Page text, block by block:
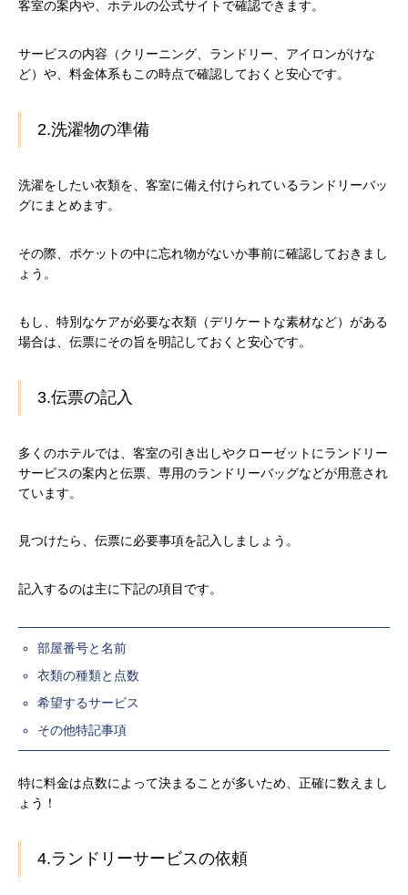
客室の案内や、ホテルの公式サイトで確認できます。
サービスの内容（クリーニング、ランドリー、アイロンがけな
ど）や、料金体系もこの時点で確認しておくと安心です。
2.洗濯物の準備
洗濯をしたい衣類を、客室に備え付けられているランドリーバッ
グにまとめます。
その際、ポケットの中に忘れ物がないか事前に確認しておきまし
ょう。
もし、特別なケアが必要な衣類（デリケートな素材など）がある
場合は、伝票にその旨を明記しておくと安心です。
3.伝票の記入
多くのホテルでは、客室の引き出しやクローゼットにランドリー
サービスの案内と伝票、専用のランドリーバッグなどが用意され
ています。
見つけたら、伝票に必要事項を記入しましょう。
記入するのは主に下記の項目です。
部屋番号と名前
衣類の種類と点数
希望するサービス
その他特記事項
特に料金は点数によって決まることが多いため、正確に数えまし
ょう！
4.ランドリーサービスの依頼